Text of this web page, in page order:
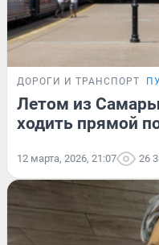
ДОРОГИ И ТРАНСПОРТ
Летом из
ходить прямой
12 марта, 2026, 21:07 26